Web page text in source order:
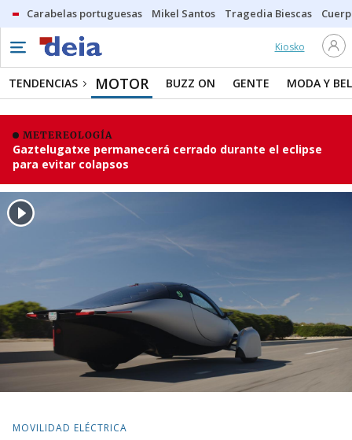
Carabelas portuguesas Mikel Santos Tragedia Biescas
Kiosko
TENDENCIAS MOTOR BUZZ ON GENTE MODA Y
METEREOLOGÍA
Gaztelugatxe permanecerá cerrado durante el eclipse
para evitar colapsos
MOVILIDAD ELÉCTRICA